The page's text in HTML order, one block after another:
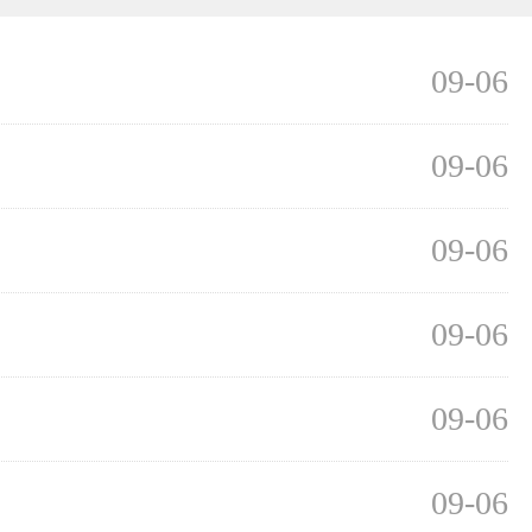
09-06
09-06
09-06
09-06
09-06
09-06